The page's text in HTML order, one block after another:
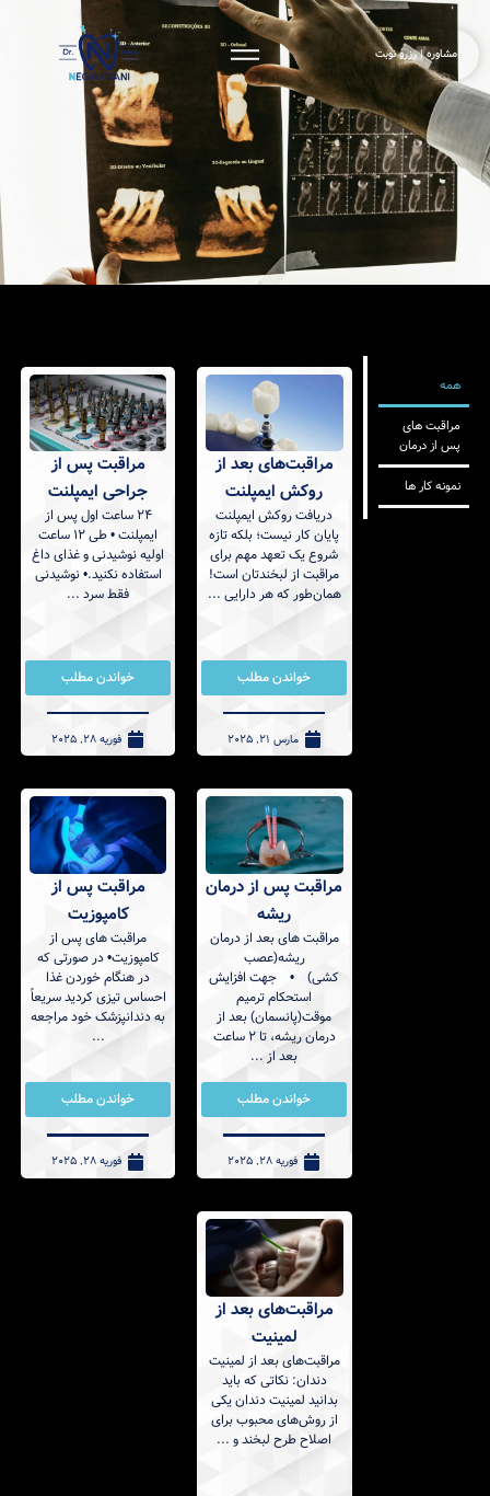
رزرو نوبت
مراقبت‌های بعد از
روکش ایمپلنت
دریافت روکش ایمپلنت
پایان کار نیست؛ بلکه تازه
شروع یک تعهد مهم برای
مراقبت از لبخندتان است!
همان‌طور که هر دارایی ...
خواندن مطلب
مراقبت پس از
جراحی ایمپلنت
۲۴ ساعت اول پس از
ایمپلنت • طی 12 ساعت
اولیه نوشیدنی و غذای داغ
استفاده نکنید.• نوشیدنی
خواندن مطلب
مراقبت پس از درمان
مراقبت های بعد از درمان
کشی) • جهت افزایش
استحکام ترمیم
موقت(پانسمان) بعد از
درمان ریشه، تا 2 ساعت
خواندن مطلب
مراقبت پس از
مراقبت های پس از
کامپوزیت• در صورتی که
در هنگام خوردن غذا
احساس تیزی کردید سریعاً
به دندانپزشک خود مراجعه
خواندن مطلب
مراقبت‌های بعد از
مراقبت‌های بعد از لمینیت
دندان: نکاتی که باید
بدانید لمینیت دندان یکی
از روش‌های محبوب برای
اصلاح طرح لبخند و ...